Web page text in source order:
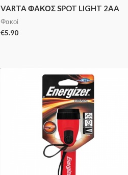
VARTA ΦΑΚΟΣ SPOT LIGHT 2AA
Φακοί
€5.90